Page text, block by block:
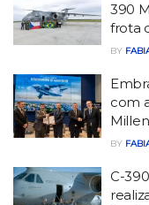
390
frota
BY
com
BY
C-